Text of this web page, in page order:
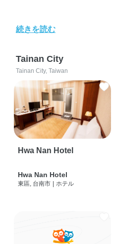
続きを読む
Tainan City
Tainan City, Taiwan
Hwa Nan Hotel
Hwa Nan Hotel
東區, 台南市 | ホテル